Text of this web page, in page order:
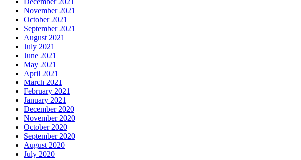
December 2021
November 2021
October 2021
September 2021
August 2021
July 2021
June 2021
May 2021
April 2021
March 2021
February 2021
January 2021
December 2020
November 2020
October 2020
September 2020
August 2020
July 2020